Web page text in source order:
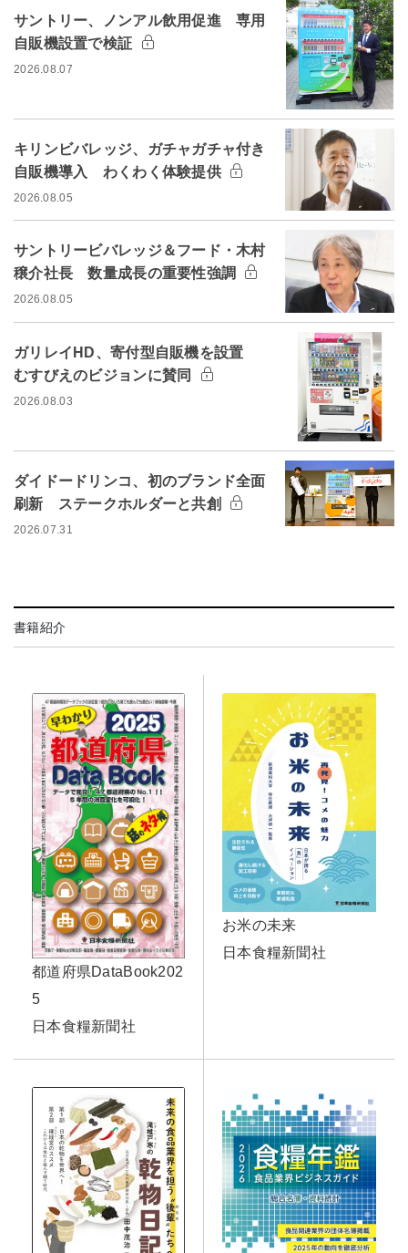
サントリー、ノンアル飲用促進 専用
自販機設置で検証
2026.08.07
キリンビバレッジ、ガチャガチャ付き
自販機導入 わくわく体験提供
2026.08.05
サントリービバレッジ＆フード・木村
穣介社長 数量成長の重要性強調
2026.08.05
ガリレイHD、寄付型自販機を設置
むすびえのビジョンに賛同
2026.08.03
ダイドードリンコ、初のブランド全面
刷新 ステークホルダーと共創
2026.07.31
書籍紹介
都道府県DataBook202
5
日本食糧新聞社
お米の未来
日本食糧新聞社